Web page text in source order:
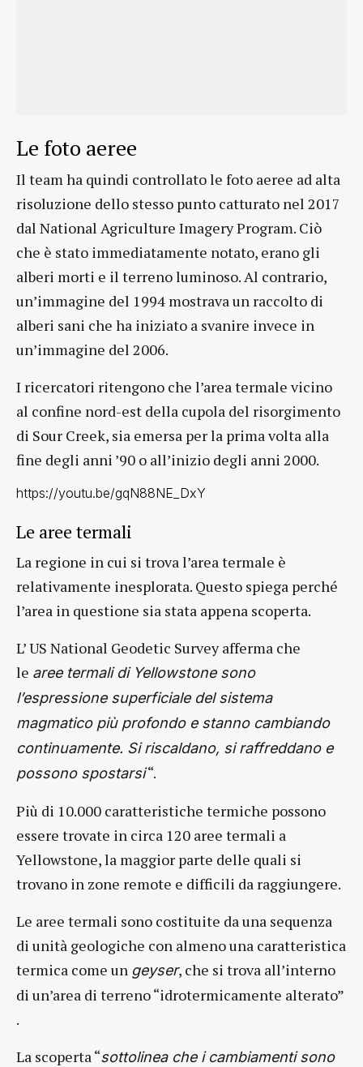
Le foto aeree
Il team ha quindi controllato le foto aeree ad alta
risoluzione dello stesso punto catturato nel 2017
dal National Agriculture Imagery Program. Ciò
che è stato immediatamente notato, erano gli
alberi morti e il terreno luminoso. Al contrario,
un’immagine del 1994 mostrava un raccolto di
alberi sani che ha iniziato a svanire invece in
un’immagine del 2006.
I ricercatori ritengono che l’area termale vicino
al confine nord-est della cupola del risorgimento
di Sour Creek, sia emersa per la prima volta alla
fine degli anni ’90 o all’inizio degli anni 2000.
https://youtu.be/gqN88NE_DxY
Le aree termali
La regione in cui si trova l’area termale è
relativamente inesplorata. Questo spiega perché
l’area in questione sia stata appena scoperta.
L’ US National Geodetic Survey afferma che
le aree termali di Yellowstone sono
l’espressione superficiale del sistema
magmatico più profondo e stanno cambiando
continuamente. Si riscaldano, si raffreddano e
possono spostarsi“.
Più di 10.000 caratteristiche termiche possono
essere trovate in circa 120 aree termali a
Yellowstone, la maggior parte delle quali si
trovano in zone remote e difficili da raggiungere.
Le aree termali sono costituite da una sequenza
di unità geologiche con almeno una caratteristica
termica come un geyser, che si trova all’interno
di un’area di terreno “idrotermicamente alterato”
.
La scoperta “sottolinea che i cambiamenti sono